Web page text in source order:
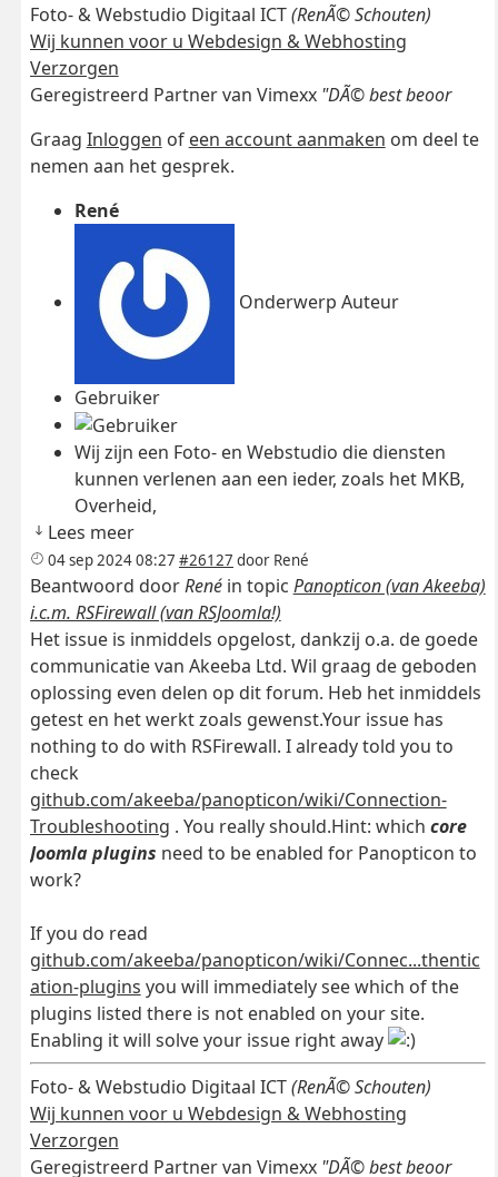
Foto- & Webstudio Digitaal ICT(RenÃ© Schouten)
Wij kunnen voor u Webdesign & Webhosting
Verzorgen
Geregistreerd Partner van Vimexx "DÃ© best beoor
Graag Inloggen of een account aanmaken om deel te
nemen aan het gesprek.
René
Onderwerp Auteur
Gebruiker
Wij zijn een Foto- en Webstudio die diensten
kunnen verlenen aan een ieder, zoals het MKB,
Overheid,
Lees meer
04 sep 2024 08:27 #26127 door René
Beantwoord doorRenéin topic Panopticon (van Akeeba)
i.c.m. RSFirewall (van RSJoomla!)
Het issue is inmiddels opgelost, dankzij o.a. de goede
communicatie van Akeeba Ltd. Wil graag de geboden
oplossing even delen op dit forum. Heb het inmiddels
getest en het werkt zoals gewenst.Your issue has
nothing to do with RSFirewall. I already told you to
check
github.com/akeeba/panopticon/wiki/Connection-
Troubleshooting . You really should.Hint: which core
Joomla plugins need to be enabled for Panopticon to
work?
If you do read
github.com/akeeba/panopticon/wiki/Connec...thentic
ation-plugins you will immediately see which of the
plugins listed there is not enabled on your site.
Enabling it will solve your issue right away
Foto- & Webstudio Digitaal ICT(RenÃ© Schouten)
Wij kunnen voor u Webdesign & Webhosting
Verzorgen
Geregistreerd Partner van Vimexx "DÃ© best beoor